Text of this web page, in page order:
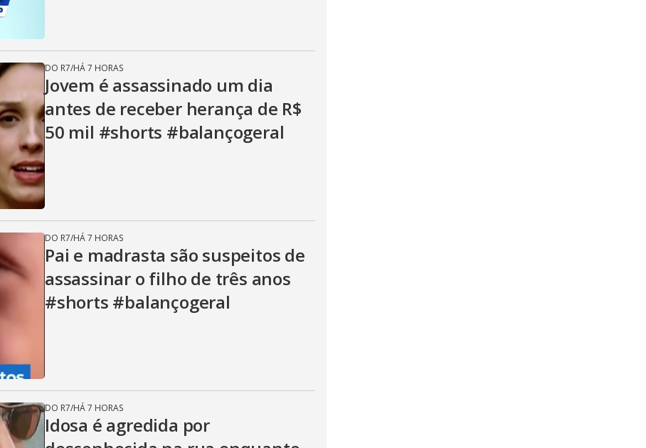
DO R7/HÁ 7 HORAS
Jovem é assassinado um dia
antes de receber herança de R$
50 mil #shorts #balançogeral
DO R7/HÁ 7 HORAS
Pai e madrasta são suspeitos de
assassinar o filho de três anos
#shorts #balançogeral
DO R7/HÁ 7 HORAS
Idosa é agredida por